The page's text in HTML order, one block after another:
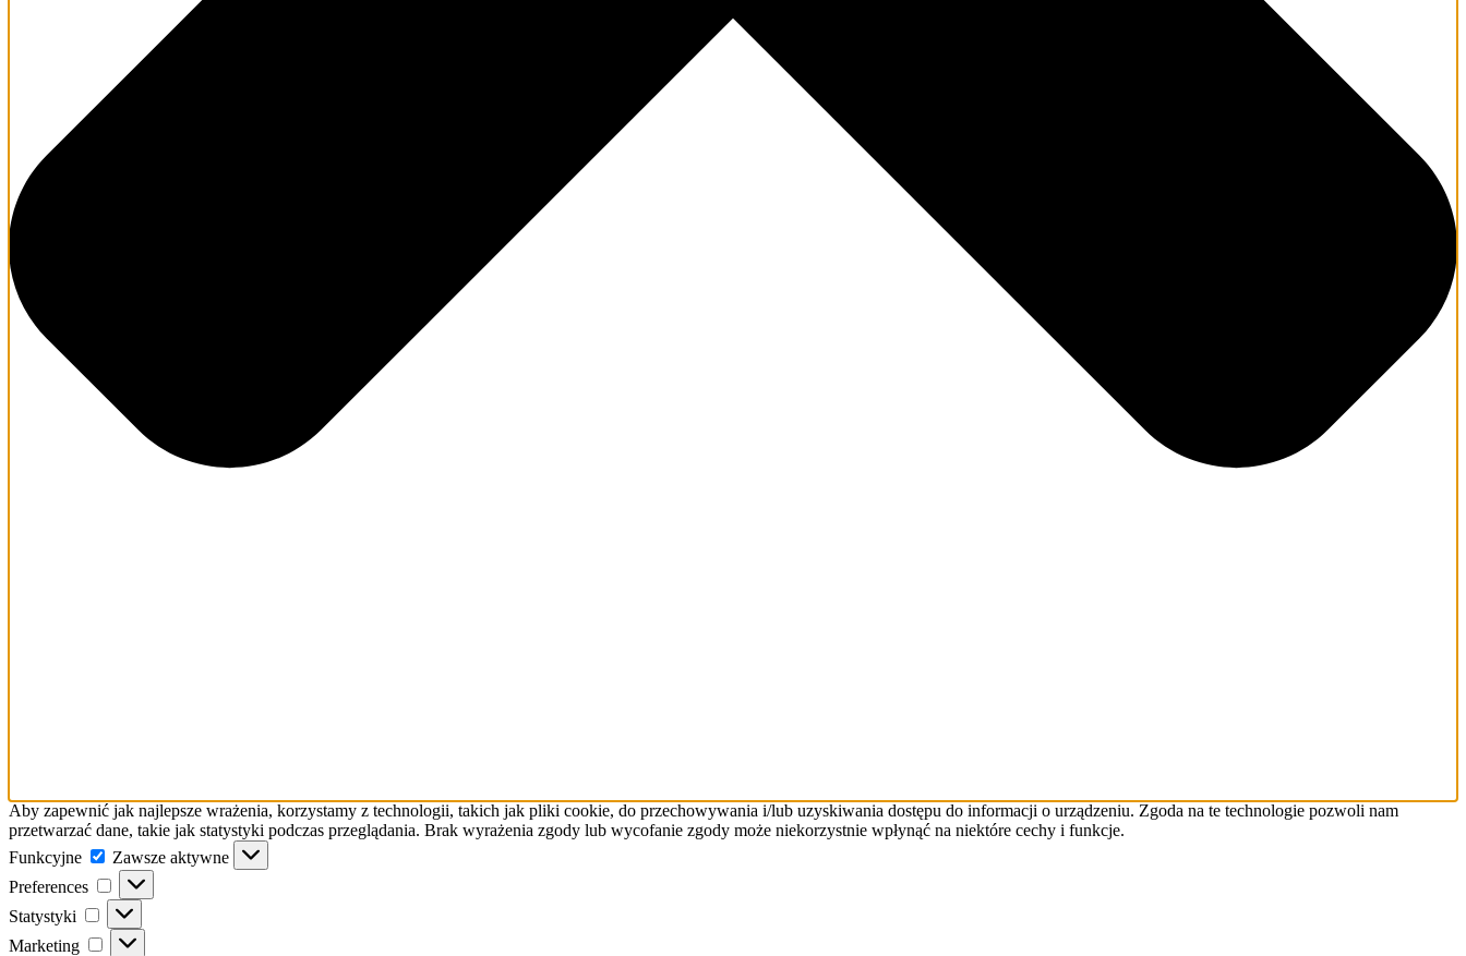
Aby zapewnić jak najlepsze wrażenia, korzystamy z technologii, takich jak pliki cookie, do przechowywania i/lub uzyskiwania dostępu do informacji o urządzeniu. Zgoda na te technologie pozwoli nam
przetwarzać dane, takie jak statystyki podczas przeglądania. Brak wyrażenia zgody lub wycofanie zgody może niekorzystnie wpłynąć na niektóre cechy i funkcje.
Funkcyjne
Funkcyjne
Zawsze aktywne
Preferences
Preferences
Statystyki Statystyki
Marketing Marketing